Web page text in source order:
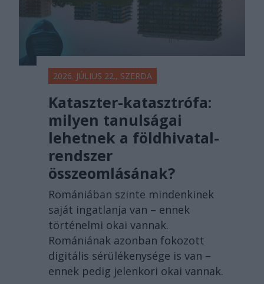
2026. JÚLIUS 22., SZERDA
Kataszter-katasztrófa:
milyen tanulságai
lehetnek a földhivatal-
rendszer
összeomlásának?
Romániában szinte mindenkinek
saját ingatlanja van – ennek
történelmi okai vannak.
Romániának azonban fokozott
digitális sérülékenysége is van –
ennek pedig jelenkori okai vannak.